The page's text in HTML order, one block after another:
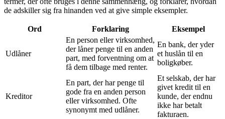
de adskiller sig fra hinanden ved at give simple eksempler.
Ord Forklaring Eksempel
Udlåner
En person eller virksomhed,
der låner penge til en anden
part, med forventning om at
få dem tilbage med renter.
En bank, der yder
et huslån til en
boligkøber.
Kreditor
En part, der har penge til
gode fra en anden person
eller virksomhed. Ofte
synonymt med udlåner.
Et selskab, der har
givet kredit til en
kunde, der endnu
ikke har betalt
fakturaen.